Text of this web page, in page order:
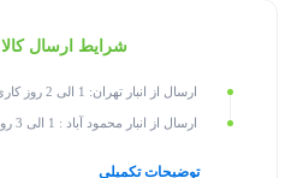
شرایط ارسال کالا
ارسال از انبار تهران: 1 الی 2 روز کاری
ارسال از انبار محمود آباد : 1 الی 3 روز کاری
توضیحات تکمیلی